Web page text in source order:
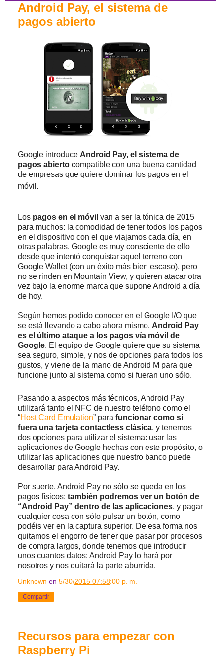
Android Pay, el sistema de
pagos abierto
Google introduce Android Pay, el sistema de
pagos abierto compatible con una buena cantidad
de empresas que quiere dominar los pagos en el
móvil.
Los pagos en el móvil van a ser la tónica de 2015
para muchos: la comodidad de tener todos los pagos
en el dispositivo con el que viajamos cada día, en
otras palabras. Google es muy consciente de ello
desde que intentó conquistar aquel terreno con
Google Wallet (con un éxito más bien escaso), pero
no se rinden en Mountain View, y quieren atacar otra
vez bajo la enorme marca que supone Android a día
de hoy.
Según hemos podido conocer en el Google I/O que
se está llevando a cabo ahora mismo, Android Pay
es el último ataque a los pagos vía móvil de
Google. El equipo de Google quiere que su sistema
sea seguro, simple, y nos de opciones para todos los
gustos, y viene de la mano de Android M para que
funcione junto al sistema como si fueran uno sólo.
Pasando a aspectos más técnicos, Android Pay
utilizará tanto el NFC de nuestro teléfono como el
“Host Card Emulation” para funcionar como si
fuera una tarjeta contactless clásica, y tenemos
dos opciones para utilizar el sistema: usar las
aplicaciones de Google hechas con este propósito, o
utilizar las aplicaciones que nuestro banco puede
desarrollar para Android Pay.
Por suerte, Android Pay no sólo se queda en los
pagos físicos: también podremos ver un botón de
“Android Pay” dentro de las aplicaciones, y pagar
cualquier cosa con sólo pulsar un botón, como
podéis ver en la captura superior. De esa forma nos
quitamos el engorro de tener que pasar por procesos
de compra largos, donde tenemos que introducir
unos cuantos datos: Android Pay lo hará por
nosotros y nos quitará la parte aburrida.
Unknown en 5/30/2015 07:58:00 p. m.
Compartir
Recursos para empezar con
Raspberry Pi